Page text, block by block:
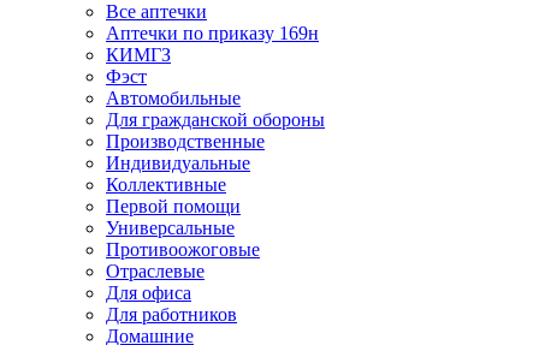
Все аптечки
Аптечки по приказу 169н
КИМГЗ
Фэст
Автомобильные
Для гражданской обороны
Производственные
Индивидуальные
Коллективные
Первой помощи
Универсальные
Противоожоговые
Отраслевые
Для офиса
Для работников
Домашние